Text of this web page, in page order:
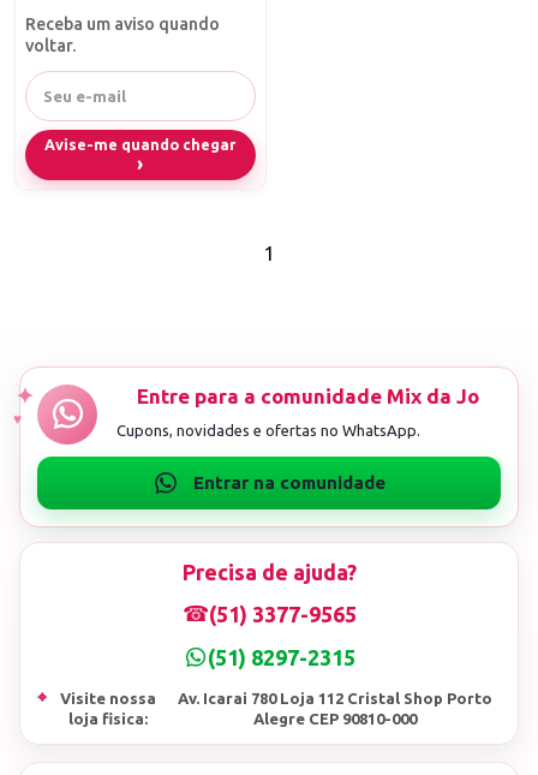
Receba um aviso quando
voltar.
Avise-me quando chegar
1
Precisa de ajuda?
☎(51) 3377-9565
(51) 8297-2315
⌖
Visite nossa
loja fisica:
Av. Icarai 780 Loja 112 Cristal Shop Porto
Alegre CEP 90810-000